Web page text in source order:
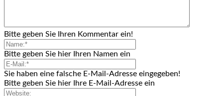
Bitte geben Sie Ihren Kommentar ein!
Bitte geben Sie hier Ihren Namen ein
Sie haben eine falsche E-Mail-Adresse eingegeben!
Bitte geben Sie hier Ihre E-Mail-Adresse ein